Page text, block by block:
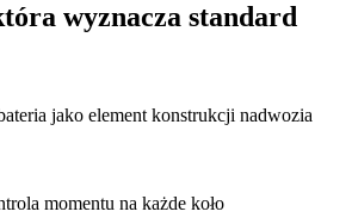
wyznacza standard
jako element konstrukcji nadwozia
momentu na każde koło